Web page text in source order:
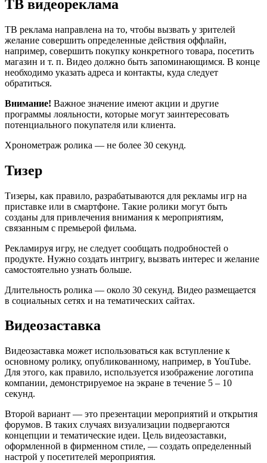
ТВ видеореклама
ТВ реклама направлена на то, чтобы вызвать у зрителей
желание совершить определенные действия оффлайн,
например, совершить покупку конкретного товара, посетить
магазин и т. п. Видео должно быть запоминающимся. В конце
необходимо указать адреса и контакты, куда следует
обратиться.
Внимание! Важное значение имеют акции и другие
программы лояльности, которые могут заинтересовать
потенциального покупателя или клиента.
Хронометраж ролика — не более 30 секунд.
Тизер
Тизеры, как правило, разрабатываются для рекламы игр на
приставке или в смартфоне. Такие ролики могут быть
созданы для привлечения внимания к мероприятиям,
связанным с премьерой фильма.
Рекламируя игру, не следует сообщать подробностей о
продукте. Нужно создать интригу, вызвать интерес и желание
самостоятельно узнать больше.
Длительность ролика — около 30 секунд. Видео размещается
в социальных сетях и на тематических сайтах.
Видеозаставка
Видеозаставка может использоваться как вступление к
основному ролику, опубликованному, например, в YouTube.
Для этого, как правило, используется изображение логотипа
компании, демонстрируемое на экране в течение 5 – 10
секунд.
Второй вариант — это презентации мероприятий и открытия
форумов. В таких случаях визуализации подвергаются
концепции и тематические идеи. Цель видеозаставки,
оформленной в фирменном стиле, — создать определенный
настрой у посетителей мероприятия.